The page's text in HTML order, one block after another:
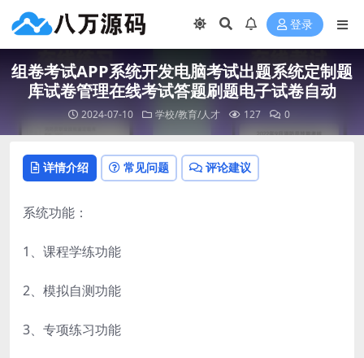
登录
组卷考试APP系统开发电脑考试出题系统定制题
库试卷管理在线考试答题刷题电子试卷自动
2024-07-10 学校/教育/人才 127 0
详情介绍 常见问题 评论建议
系统功能：
1、课程学练功能
2、模拟自测功能
3、专项练习功能